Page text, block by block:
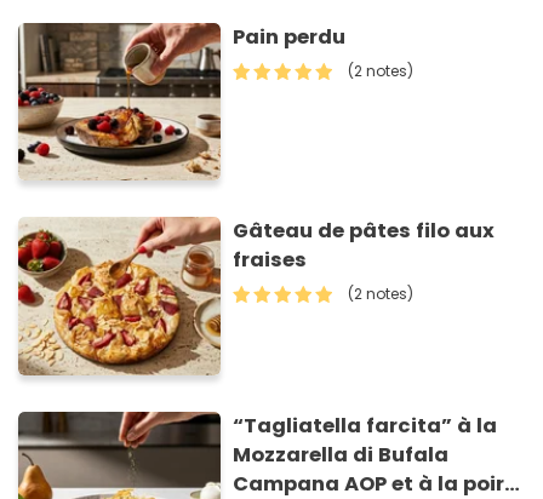
Pain perdu
(2 notes)
Gâteau de pâtes filo aux
fraises
(2 notes)
“Tagliatella farcita” à la
Mozzarella di Bufala
Campana AOP et à la poire